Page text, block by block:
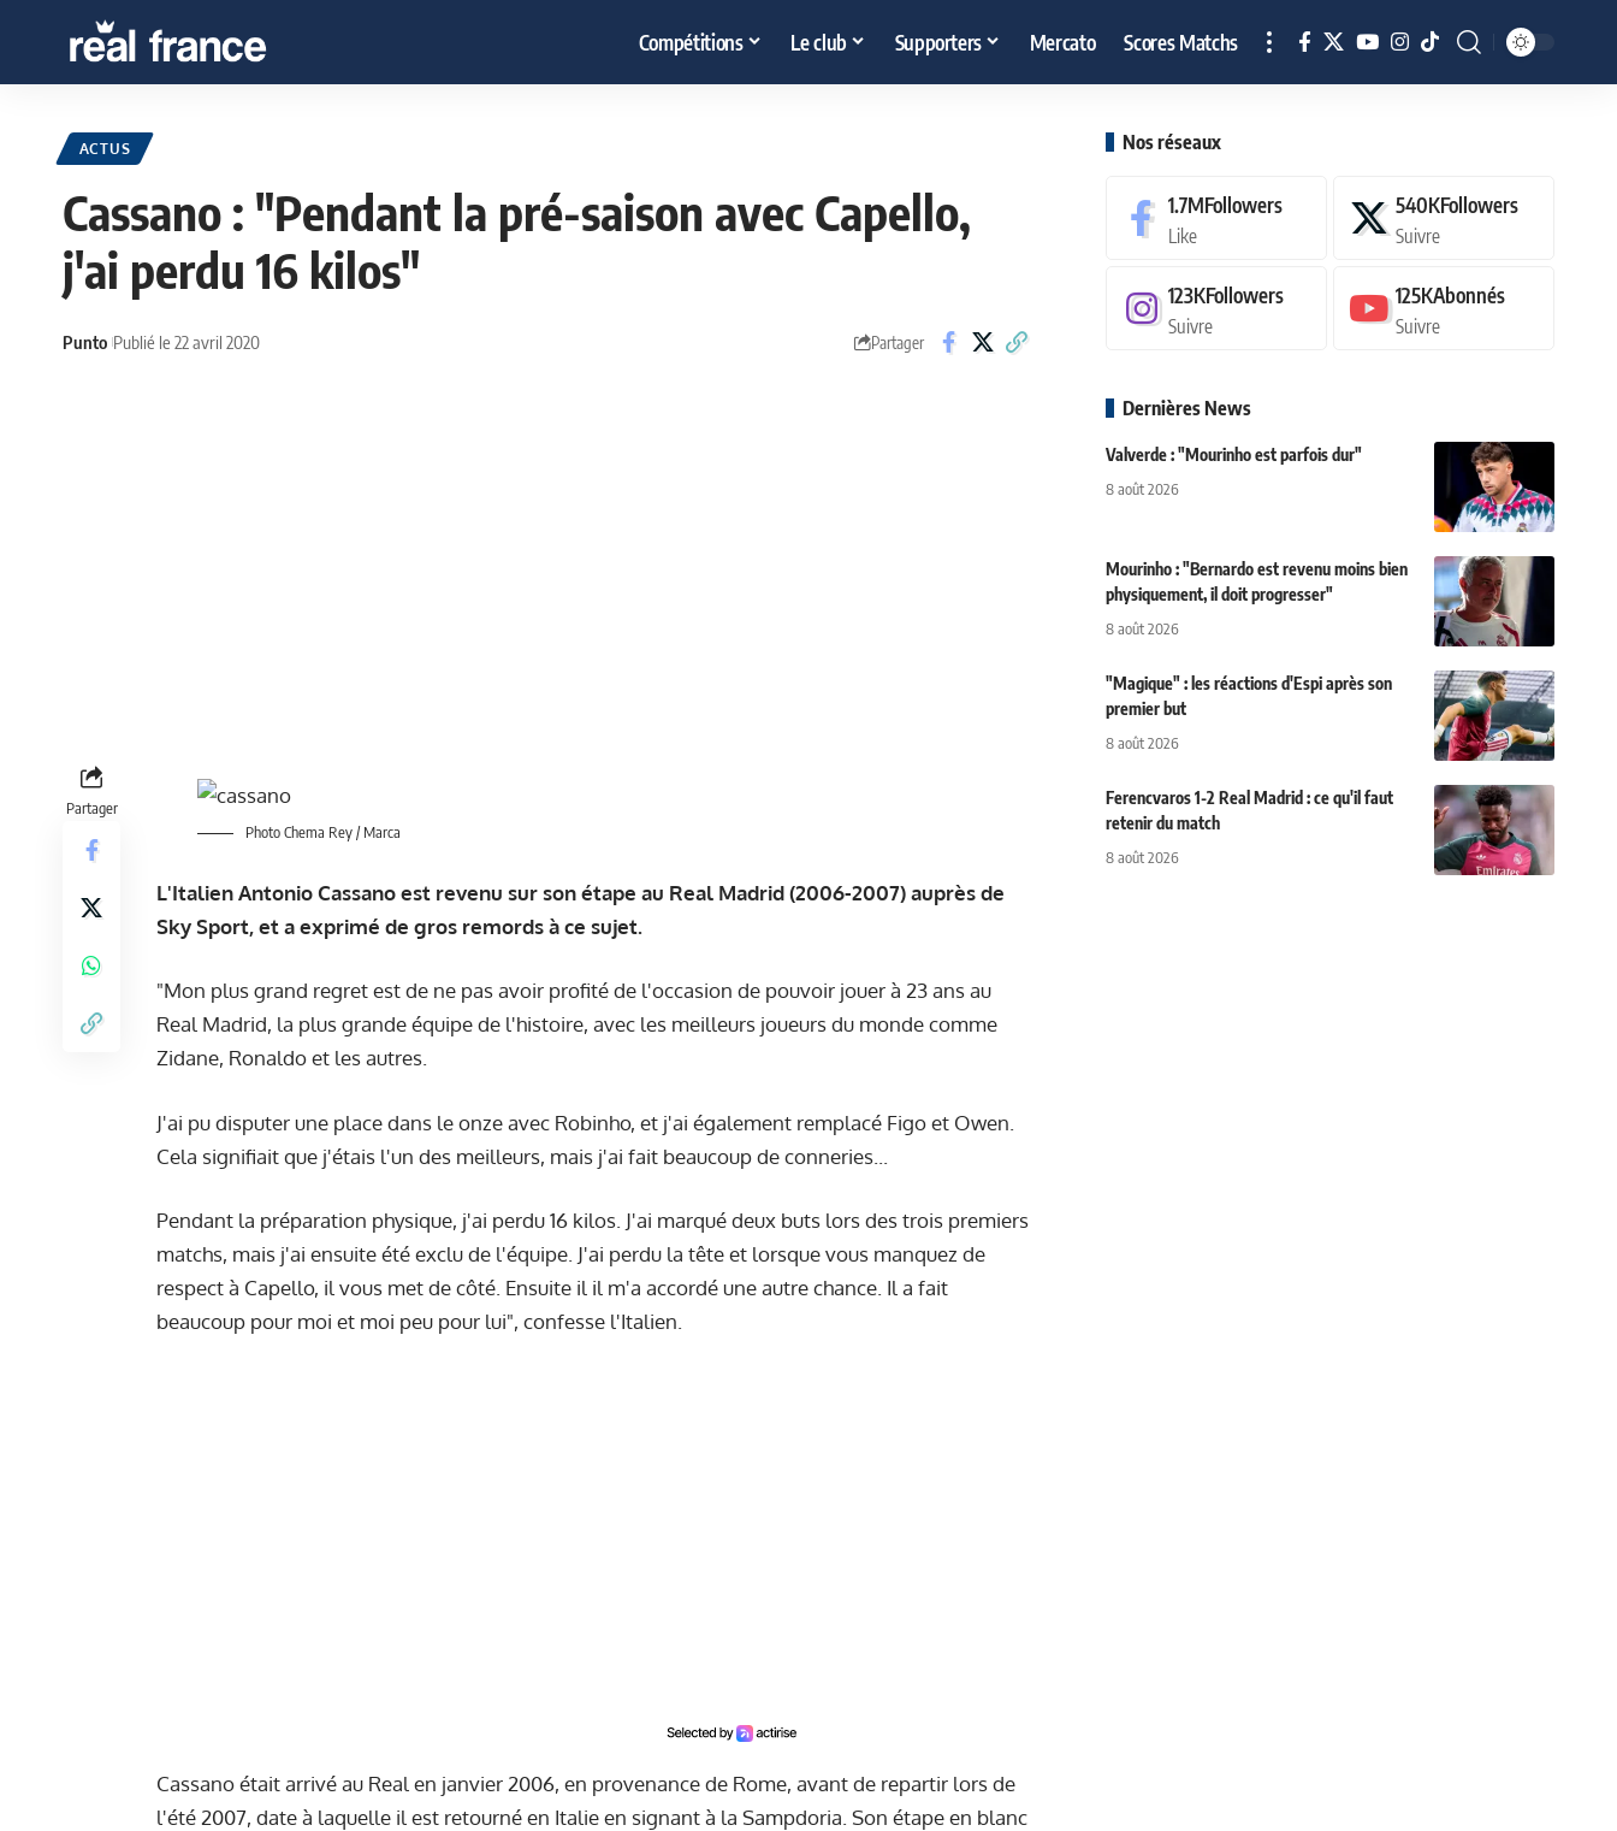
Compétitions Le club Supporters Mercato Scores Matchs
ACTUS
Cassano : "Pendant la pré-saison avec Capello,
j'ai perdu 16 kilos"
Punto Publié le 22 avril 2020 Partager
Partager
Photo Chema Rey / Marca
L'Italien Antonio Cassano est revenu sur son étape au Real Madrid (2006-2007) auprès de
Sky Sport, et a exprimé de gros remords à ce sujet.
"Mon plus grand regret est de ne pas avoir profité de l'occasion de pouvoir jouer à 23 ans au
Real Madrid, la plus grande équipe de l'histoire, avec les meilleurs joueurs du monde comme
Zidane, Ronaldo et les autres.
J'ai pu disputer une place dans le onze avec Robinho, et j'ai également remplacé Figo et Owen.
Cela signifiait que j'étais l'un des meilleurs, mais j'ai fait beaucoup de conneries...
Pendant la préparation physique, j'ai perdu 16 kilos. J'ai marqué deux buts lors des trois premiers
matchs, mais j'ai ensuite été exclu de l'équipe. J'ai perdu la tête et lorsque vous manquez de
respect à Capello, il vous met de côté. Ensuite il il m'a accordé une autre chance. Il a fait
beaucoup pour moi et moi peu pour lui", confesse l'Italien.
Cassano était arrivé au Real en janvier 2006, en provenance de Rome, avant de repartir lors de
l'été 2007, date à laquelle il est retourné en Italie en signant à la Sampdoria. Son étape en blanc
Nos réseaux
1.7MFollowers
Like
540KFollowers
Suivre
123KFollowers
Suivre
125KAbonnés
Suivre
Dernières News
Valverde : "Mourinho est parfois dur"
8 août 2026
Mourinho : "Bernardo est revenu moins bien
physiquement, il doit progresser"
8 août 2026
"Magique" : les réactions d'Espi après son
premier but
8 août 2026
Ferencvaros 1-2 Real Madrid : ce qu'il faut
retenir du match
8 août 2026